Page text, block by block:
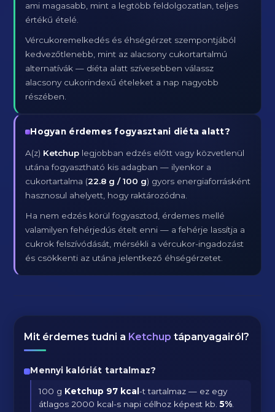
ami magasabb, mint a legtöbb feldolgozatlan, teljes
értékű ételé.
Vércukoremelkedés és éhségérzet szempontjából
kedvezőtlenebb, mint az alacsony cukortartalmú
alternatívák — diéta alatt szívesebben válassz
alacsony cukorindexű ételeket a nap nagyobb
részében.
Hogyan érdemes fogyasztani diéta alatt?
A(z) Ketchup legjobban edzés előtt vagy közvetlenül
utána fogyasztható kis adagban — ilyenkor a
cukortartalma (22.8 g / 100 g) gyors energiaforrásként
hasznosul ahelyett, hogy raktározódna.
Ha nem edzés körül fogyasztod, érdemes mellé
valamilyen fehérjedús ételt enni — a fehérje lassítja a
cukrok felszívódását, mérsékli a vércukor-ingadozást
és csökkenti az utána jelentkező éhségérzetet.
Mit érdemes tudni a Ketchup tápanyagairól?
Mennyi kalóriát tartalmaz?
100 g Ketchup 97 kcal-t tartalmaz — ez egy
átlagos 2000 kcal-s napi célhoz képest kb.5%